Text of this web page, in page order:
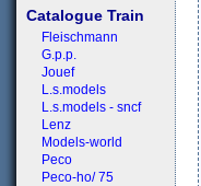
Catalogue Train
Fleischmann
G.p.p.
Jouef
L.s.models
L.s.models - sncf
Lenz
Models-world
Peco
Peco-ho/ 75